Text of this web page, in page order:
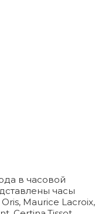
в часовой
часы
Maurice Lacroix,